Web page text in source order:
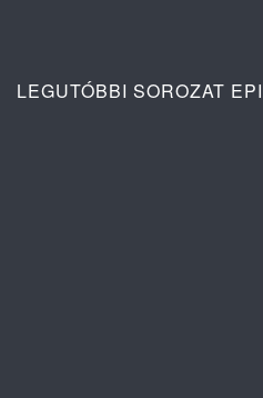
LEGUTÓBBI SOROZAT